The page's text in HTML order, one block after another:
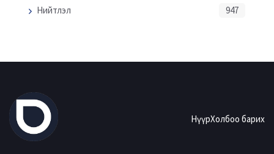
Нийтлэл 947
НүүрХолбоо барих